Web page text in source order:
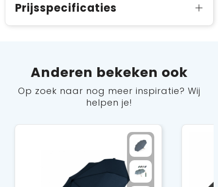
Prijsspecificaties
Anderen bekeken ook
Op zoek naar nog meer inspiratie? Wij
helpen je!